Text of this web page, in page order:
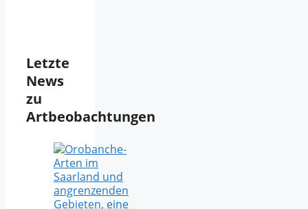
Letzte
News
zu
Artbeobachtungen